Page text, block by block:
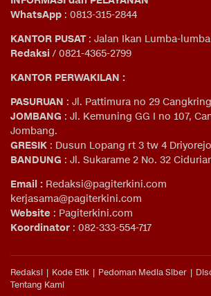
WhatsApp : 0813-315-2844
KANTOR PUSAT: Jalan Ikan Lumba-lumba
Redaksi / 0821-4365-2799
KANTOR PERWAKILAN :
PASURUAN : Jl. Pattimura no 29
JOMBANG : Jl. Kemuning GG I no 107,
Jombang.
GRESIK : Dusun Lopang rt 3 tw 4
BANDUNG : Jl. Sukarame 2 No. 32
Email : Redaksi@pagiterkini.com
kerjasama@pagiterkini.com
Website : Pagiterkini.com
Koordinator : 082-333-554-717
Redaksi Kode Etik Pedoman Media Siber
Tentang Kami